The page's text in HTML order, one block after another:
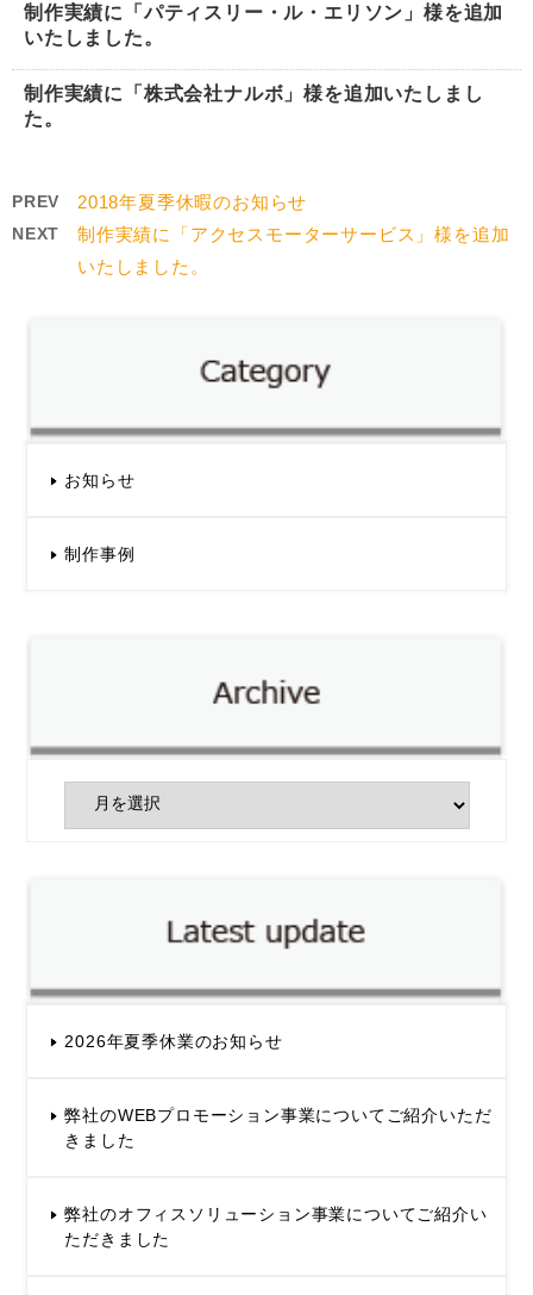
制作実績に「パティスリー・ル・エリソン」様を追加
いたしました。
制作実績に「株式会社ナルボ」様を追加いたしまし
た。
PREV 2018年夏季休暇のお知らせ
NEXT
制作実績に「アクセスモーターサービス」様を追加
いたしました。
お知らせ
制作事例
2026年夏季休業のお知らせ
弊社のWEBプロモーション事業についてご紹介いただ
きました
弊社のオフィスソリューション事業についてご紹介い
ただきました